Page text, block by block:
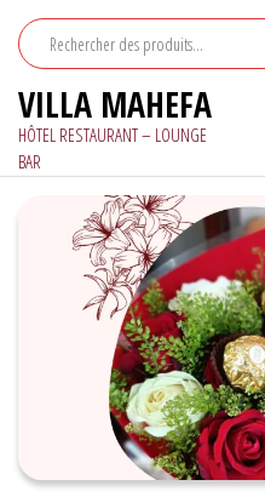
contenu
VILLA MAHEFA
HÔTEL RESTAURANT – LOUNGE
BAR